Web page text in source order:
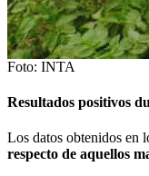
Foto: INTA
Resultados positivos
Los datos obtenidos en
respecto de aquellos